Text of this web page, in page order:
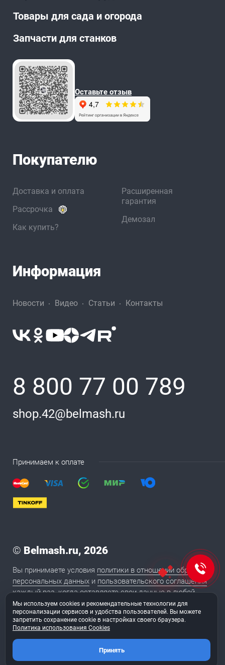
Товары для сада и огорода
Запчасти для станков
Оставьте отзыв
Покупателю
Доставка и оплата
Рассрочка
Как купить?
Расширенная
гарантия
Демозал
Информация
Новости Видео Статьи Контакты
8 800 77 00 789
shop.42@belmash.ru
Принимаем к оплате
© Belmash.ru, 2026
Вы принимаете условия политики в отношении обработки
персональных данных и пользовательского соглашения
каждый раз, когда оставляете свои данные в любой
форме обратной связи на сайте BELMASH.RU
Сайт сделан в студии «
Мы используем cookies и рекомендательные технологии для
персонализации сервисов и удобства пользователей. Вы можете
запретить сохранение cookie в настройках своего браузера.
Политика использования Cookies
Принять